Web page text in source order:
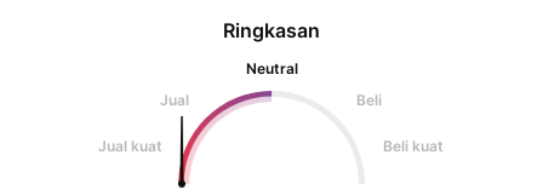
Ringkasan
Neutral
Jual
Beli
Jual kuat Beli kuat